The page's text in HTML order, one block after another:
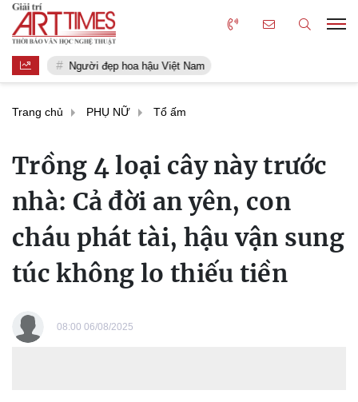
Người đẹp hoa hậu Việt Nam
Trang chủ PHỤ NỮ Tổ ấm
Trồng 4 loại cây này trước
nhà: Cả đời an yên, con
cháu phát tài, hậu vận sung
túc không lo thiếu tiền
08:00 06/08/2025